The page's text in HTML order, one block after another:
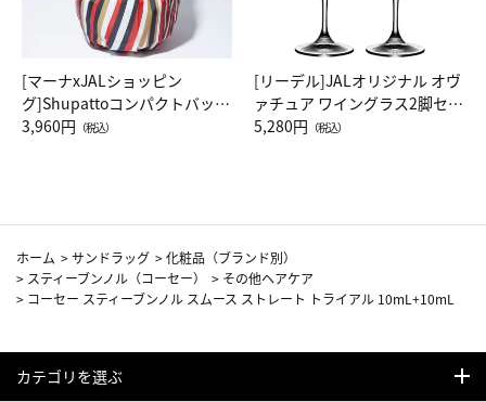
[マーナxJALショッピン
グ]Shupattoコンパクトバッグ
Drop JAL客室乗務員（LC）ス
3,960円 （税込）
[リーデル]JALオリジナル オヴ
ァチュア ワイングラス2脚セッ
ト（レッドワイン）
5,280円 （税込）
ホーム >サンドラッグ >化粧品（ブランド別）
> スティーブンノル（コーセー） > その他ヘアケア
> コーセー スティーブンノル スムース ストレート トライアル 10mL+10mL
カテゴリを選ぶ